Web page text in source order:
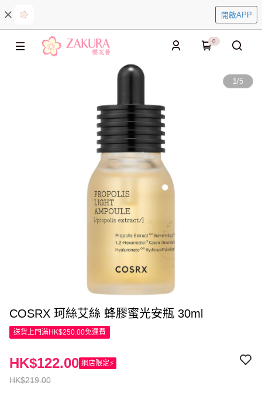
開啟APP
0
1/5
COSRX 珂絲艾絲 蜂膠蜜光安瓶 30ml
送貨上門滿HK$250.00免運費
HK$219.00
HK$122.00 網店限定⚡